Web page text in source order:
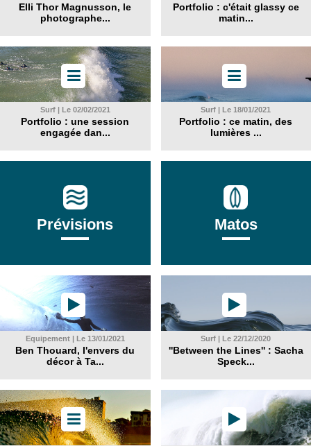
Elli Thor Magnusson, le
photographe...
Portfolio : c'était glassy ce
matin...
Surf | Le 02/02/2021
Portfolio : une session
engagée dan...
Surf | Le 18/01/2021
Portfolio : ce matin, des
lumières ...
Prévisions Matos
Equipement | Le 13/01/2021
Ben Thouard, l'envers du
décor à Ta...
Surf | Le 22/12/2020
''Between the Lines'' : Sacha
Speck...